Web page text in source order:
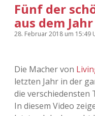
Fünf der
aus dem
28. Februar 2018 um 15:49
Die Macher von
letzten Jahr in der
die verschiedensten
In diesem Video